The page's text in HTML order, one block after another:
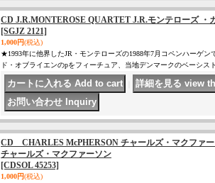
CD J.R.MONTEROSE QUARTET J.R.モンテローズ ・
[SGJZ 2121]
1,000円(税込)
★1993年に他界したJR・モンテローズの1988年7月コペンハーゲ
ド・オブライエンのpをフィーチュア、当地デンマークのベーシス
CD CHARLES McPHERSON チャールズ・マクフ
チャールズ・マクファーソン
[CDSOL 45253]
1,000円(税込)